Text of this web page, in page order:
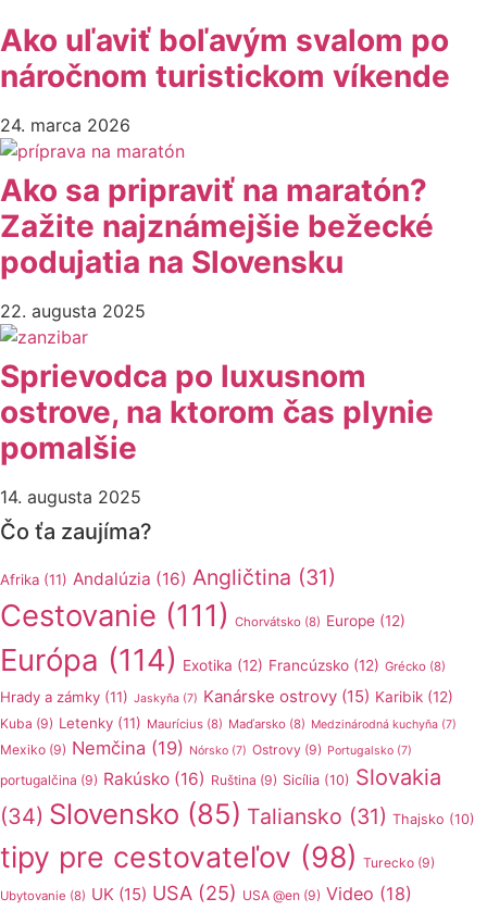
Ako uľaviť boľavým svalom po
náročnom turistickom víkende
24. marca 2026
Ako sa pripraviť na maratón?
Zažite najznámejšie bežecké
podujatia na Slovensku
22. augusta 2025
Sprievodca po luxusnom
ostrove, na ktorom čas plynie
pomalšie
14. augusta 2025
Čo ťa zaujíma?
Afrika (11) Andalúzia (16) Angličtina (31)
Cestovanie (111) Chorvátsko (8) Europe (12)
Európa (114) Exotika (12) Francúzsko (12) Grécko (8)
Hrady a zámky (11) Jaskyňa (7) Kanárske ostrovy (15) Karibik (12)
Kuba (9) Letenky (11) Maurícius (8) Maďarsko (8) Medzinárodná kuchyňa (7)
Mexiko (9) Nemčina (19) Nórsko (7) Ostrovy (9) Portugalsko (7)
portugalčina (9) Rakúsko (16) Ruština (9) Sicília (10) Slovakia
(34) Slovensko (85) Taliansko (31) Thajsko (10)
tipy pre cestovateľov (98) Turecko (9)
Ubytovanie (8) UK (15) USA (25) USA @en (9) Video (18)